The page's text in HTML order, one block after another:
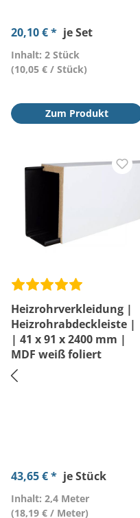
20,10 € * je Set
Inhalt: 2 Stück
(10,05 € / Stück)
Zum Produkt
Heizrohrverkleidung |
Heizrohrabdeckleiste |
| 41 x 91 x 2400 mm |
MDF weiß foliert
43,65 € * je Stück
Inhalt: 2,4 Meter
(18,19 € / Meter)